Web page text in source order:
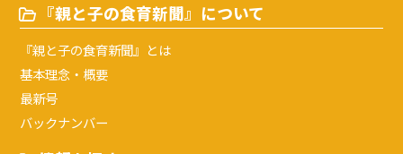
『親と子の食育新聞』について
『親と子の食育新聞』とは
基本理念・概要
最新号
バックナンバー